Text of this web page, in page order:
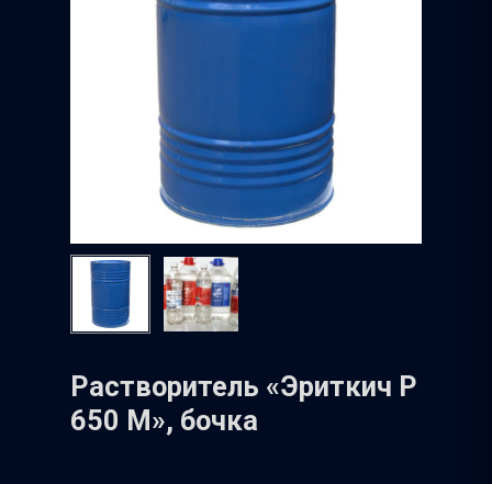
Растворитель «Эриткич Р
650 М», бочка